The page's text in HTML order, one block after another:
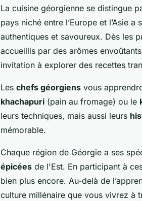
La cuisine géorgienne se distingue
pays niché entre l’Europe et l’Asie
authentiques et savoureux. Dès les
accueillis par des arômes
invitation à explorer des recettes
Les chefs géorgiens vous
khachapuri (pain au fromage) ou le
leurs techniques, mais aussi leurs
mémorable.
Chaque région de Géorgie a ses
épicées de l'Est. En participant à
bien plus encore. Au-delà de
culture millénaire que vous vivrez à